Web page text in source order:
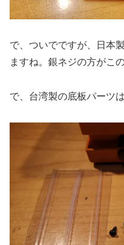
で、ついでですが、日本
ますね。銀ネジの方がこ
で、台湾製の底板パーツ